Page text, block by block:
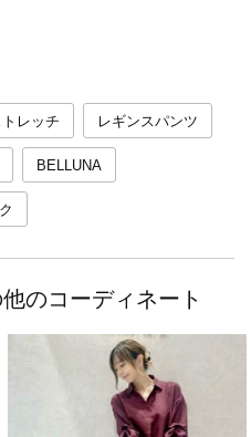
トレッチ レギンスパンツ
BELLUNA
のコーディネート